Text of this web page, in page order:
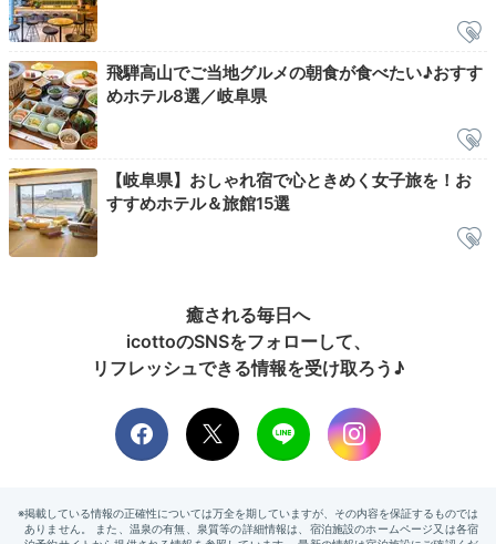
料の足湯と、夜遅くまでやっているカフェも◎。
+1
07:30
ほっこり落ち着く
朝食ビュッフェ
飛騨高山でご当地グルメの朝食が食べたい♪おすす
めホテル8選／岐阜県
【岐阜県】おしゃれ宿で心ときめく女子旅を！お
すすめホテル＆旅館15選
癒される毎日へ
icottoのSNSをフォローして、
リフレッシュできる情報を受け取ろう♪